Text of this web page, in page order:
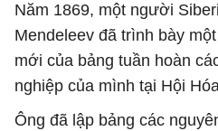
Năm 1869, một người
Mendeleev đã trình bày
mới của bảng tuần hoàn
nghiệp của mình tại Hội
Ông đã lập bảng các